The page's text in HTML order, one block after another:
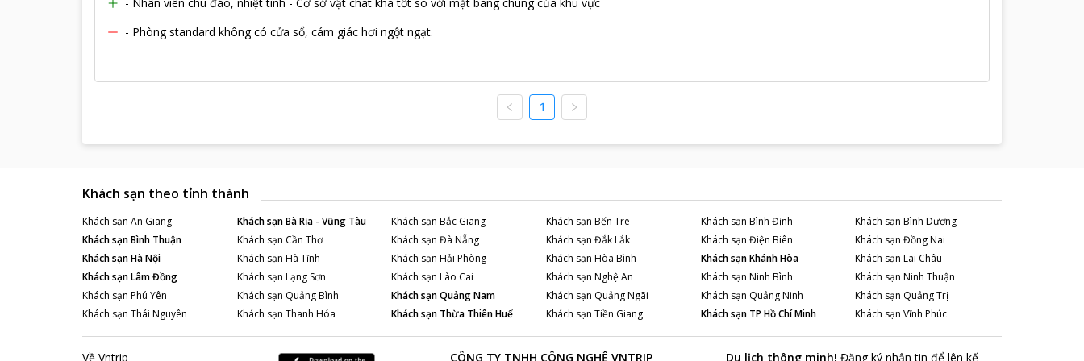
- Phòng standard không có cửa sổ, cám giác hơi ngột ngạt.
1
Khách sạn theo tỉnh thành
Khách sạn An Giang Khách sạnBà Rịa - Vũng Tàu Khách sạn Bắc Giang Khách sạn Bến Tre Khách sạn Bình Định Khách sạn Bình Dương
Khách sạnBình Thuận Khách sạn Cần Thơ Khách sạn Đà Nẵng Khách sạn Đắk Lắk Khách sạn Điện Biên Khách sạn Đồng Nai
Khách sạnHà Nội Khách sạn Hà Tĩnh Khách sạn Hải Phòng Khách sạn Hòa Bình Khách sạnKhánh Hòa Khách sạn Lai Châu
Khách sạnLâm Đồng Khách sạn Lạng Sơn Khách sạn Lào Cai Khách sạn Nghệ An Khách sạn Ninh Bình Khách sạn Ninh Thuận
Khách sạn Phú Yên Khách sạn Quảng Bình Khách sạnQuảng Nam Khách sạn Quảng Ngãi Khách sạn Quảng Ninh Khách sạn Quảng Trị
Khách sạn Thái Nguyên Khách sạn Thanh Hóa Khách sạn Thừa Thiên Huế Khách sạn Tiền Giang Khách sạn TP Hồ Chí Minh Khách sạn Vĩnh Phúc
Về Vntrip CÔNG TY TNHH CÔNG NGHỆ VNTRIP Du lịch thông minh! Đăng ký nhận tin để lên kế